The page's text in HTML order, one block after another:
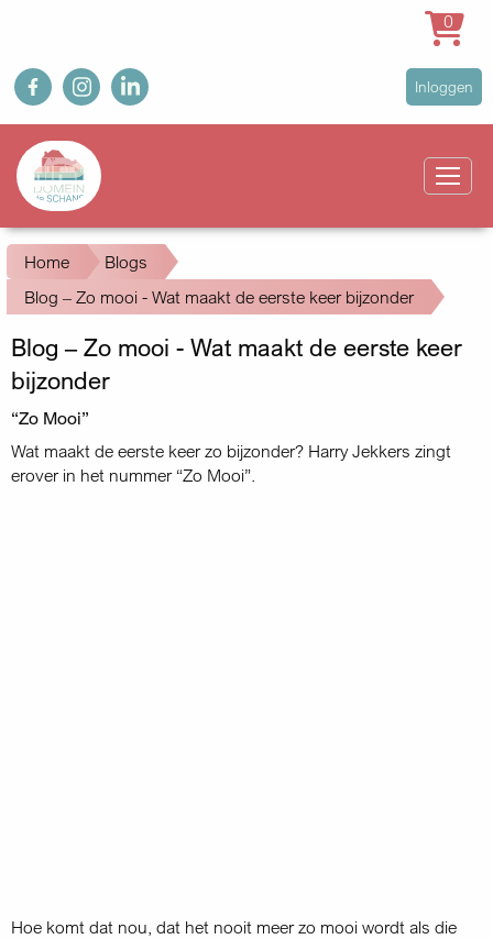
Overslaan
en
naar
inhoud
gaan
fb ig in
User
account
Inloggen
Main
navigation
0
Kruimelpad
Home
Blogs
Blog – Zo mooi - Wat maakt de eerste keer bijzonder
Blog – Zo mooi - Wat maakt de eerste keer
bijzonder
“Zo Mooi”
Wat maakt de eerste keer zo bijzonder? Harry Jekkers zingt
erover in het nummer “Zo Mooi”.
Hoe komt dat nou, dat het nooit meer zo mooi wordt als die